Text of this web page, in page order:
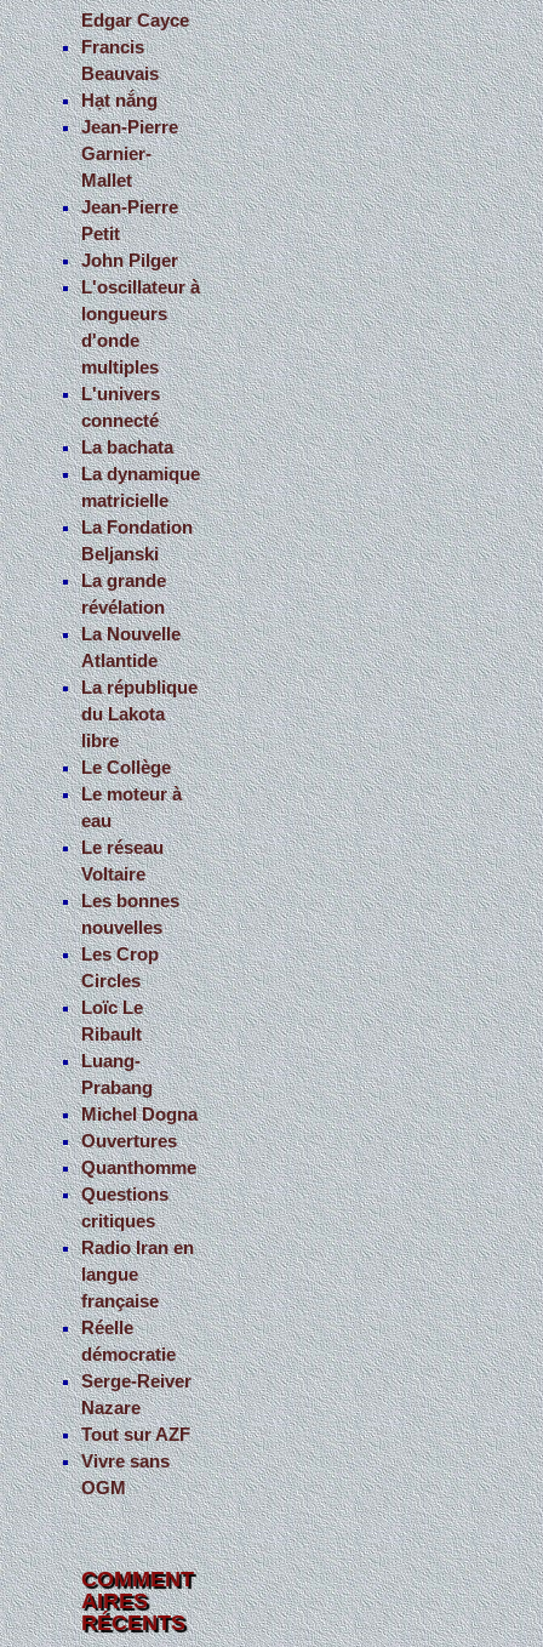
Edgar Cayce
Francis
Beauvais
Hạt nắng
Jean-Pierre
Garnier-
Mallet
Jean-Pierre
Petit
John Pilger
L'oscillateur à
longueurs
d'onde
multiples
L'univers
connecté
La bachata
La dynamique
matricielle
La Fondation
Beljanski
La grande
révélation
La Nouvelle
Atlantide
La république
du Lakota
libre
Le Collège
Le moteur à
eau
Le réseau
Voltaire
Les bonnes
nouvelles
Les Crop
Circles
Loïc Le
Ribault
Luang-
Prabang
Michel Dogna
Ouvertures
Quanthomme
Questions
critiques
Radio Iran en
langue
française
Réelle
démocratie
Serge-Reiver
Nazare
Tout sur AZF
Vivre sans
OGM
COMMENT
AIRES
RÉCENTS